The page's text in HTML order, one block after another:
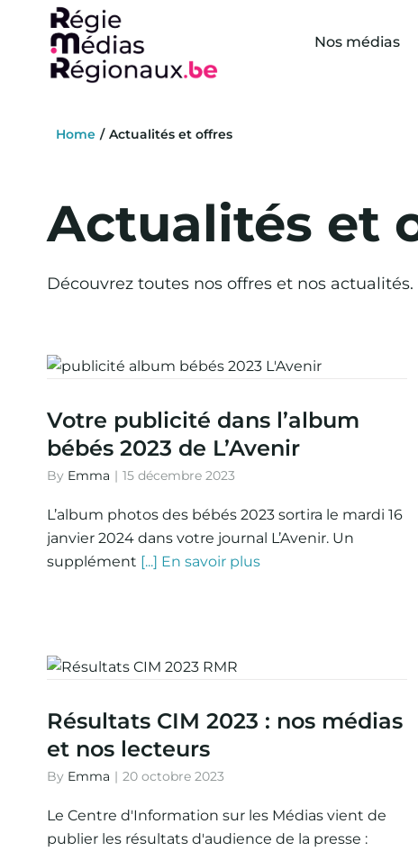
content
Nos médias
Actualités et
Home Actualités et offres
Découvrez toutes nos offres et nos actualités.
Votre publicité dans l’album
bébés 2023 de L’Avenir
By Emma | 15 décembre 2023
L’album photos des bébés 2023 sortira le mardi 16
janvier 2024 dans votre journal L’Avenir. Un
supplément [...] En savoir plus
Résultats CIM 2023 : nos médias
et nos lecteurs
By Emma | 20 octobre 2023
Le Centre d'Information sur les Médias vient de
publier les résultats d'audience de la presse :